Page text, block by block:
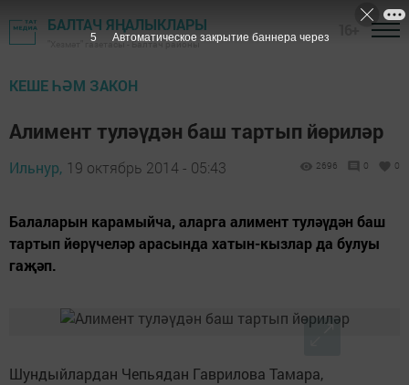
БАЛТАЧ ЯҢАЛЫКЛАРЫ
"Хезмәт" газетасы - Балтач районы
КЕШЕ ҺӘМ ЗАКОН
Алимент туләүдән баш тартып йөриләр
Ильнур, 19 октябрь 2014 - 05:43 2696 0 0
Балаларын карамыйча, аларга алимент туләүдән баш
тартып йөрүчеләр арасында хатын-кызлар да булуы
гаҗәп.
Шундыйлардан Чепьядан Гаврилова Тамара,
4 Автоматическое закрытие баннера через